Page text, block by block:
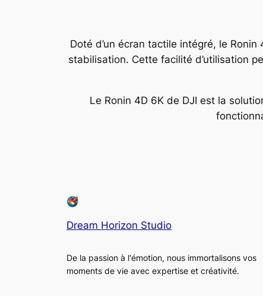
Doté d’un écran tactile intégré, le
stabilisation. Cette facilité d’utilisation
Le Ronin 4D 6K de DJI est la
Dream Horizon Studio
De la passion à l'émotion, nous immortalisons vos
moments de vie avec expertise et créativité.